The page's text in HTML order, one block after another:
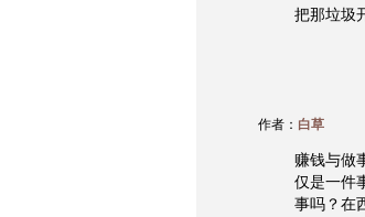
把那垃圾
作者： 白草
赚钱与做
仅是一件
事吗？在